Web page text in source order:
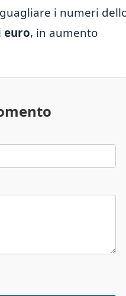
i numeri
euro, in aumento